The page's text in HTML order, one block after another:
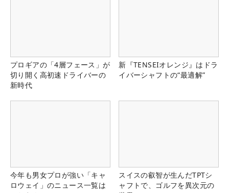
プロギアの「4層フェース」が
切り開く高初速ドライバーの
新時代
新『TENSEIオレンジ』はドラ
イバーシャフトの“最適解”
今年も男女プロが強い「キャ
ロウェイ」のニュース一覧は
スイスの叡智が生んだTPTシ
ャフトで、ゴルフを異次元の